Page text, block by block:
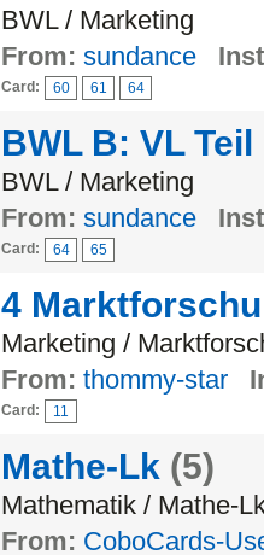
BWL / Marketing
From: sundance
Card: 60 61 64
BWL B: VL Teil
BWL / Marketing
From: sundance
Card: 64 65
4
Marketing /
From: thommy-star
Card: 11
Mathe-Lk (5)
Mathematik / Mathe-
From: CoboCards-